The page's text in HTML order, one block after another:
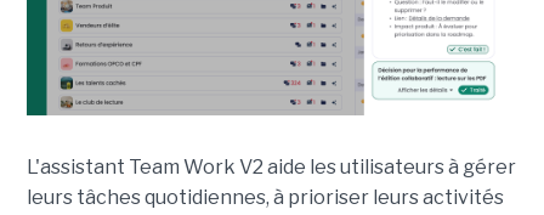
L'assistant Team Work V2 aide les utilisateurs à gérer
leurs tâches quotidiennes, à prioriser leurs activités